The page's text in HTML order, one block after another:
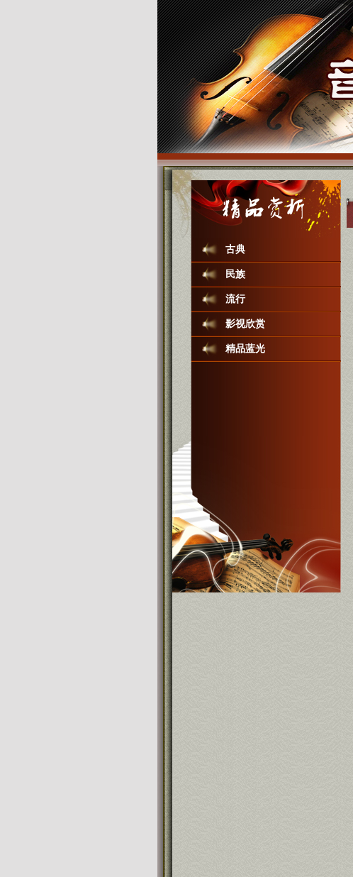
古典
民族
流行
影视欣赏
精品蓝光